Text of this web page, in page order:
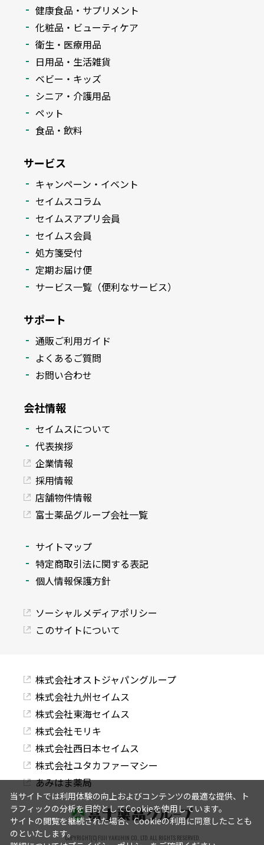
健康食品・サプリメント
化粧品・ビューティケア
衛生・医療用品
日用品・生活雑貨
ベビー・キッズ
シニア・介護用品
ペット
食品・飲料
サービス
キャンペーン・イベント
セイムスコラム
セイムスアプリ会員
セイムス会員
処方箋受付
定期お届け便
サービス一覧（便利なサービス）
サポート
通販ご利用ガイド
よくあるご質問
お問い合わせ
会社情報
セイムスについて
代表挨拶
企業情報
採用情報
店舗物件情報
富士薬品グループ会社一覧
サイトマップ
特定商取引法に関する表記
個人情報保護方針
ソーシャルメディアポリシー
このサイトについて
株式会社オストジャパングループ
株式会社九州セイムス
株式会社東海セイムス
株式会社モリキ
株式会社西日本セイムス
株式会社ユタカファーマシー
あみはま薬局
COPYRIGHT(C) FUJI YAKUHIN CO., LTD. ALL RIGHTS RESERVED.
当サイトでは利用体験の向上およびコンテンツの最適な提供、ト
ラフィックの分析を目的としてCookieを使用しています。
サイトの閲覧を継続された場合、Cookieの利用に同意したことも
のといたします。